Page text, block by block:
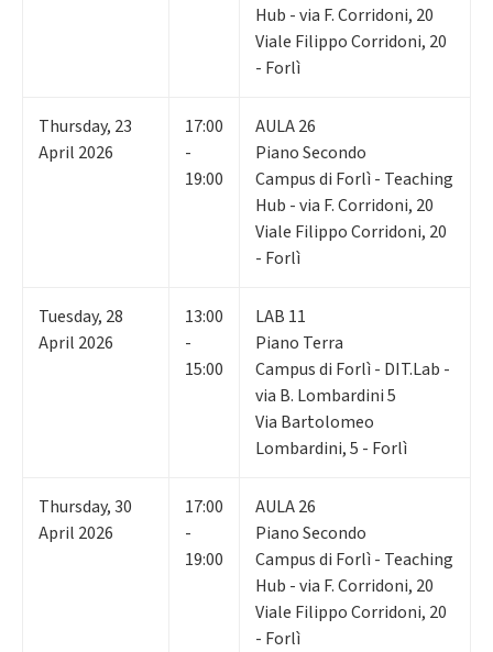
Hub - via F. Corridoni, 20
Viale Filippo Corridoni, 20
- Forlì
Thursday, 23
April 2026
17:00
-
19:00
AULA 26
Piano Secondo
Campus di Forlì - Teaching
Hub - via F. Corridoni, 20
Viale Filippo Corridoni, 20
- Forlì
Tuesday, 28
April 2026
13:00
-
15:00
LAB 11
Piano Terra
Campus di Forlì - DIT.Lab -
via B. Lombardini 5
Via Bartolomeo
Lombardini, 5 - Forlì
Thursday,30
April 2026
17:00
-
19:00
AULA 26
Piano Secondo
Campus di Forlì - Teaching
Hub - via F. Corridoni, 20
Viale Filippo Corridoni, 20
- Forlì